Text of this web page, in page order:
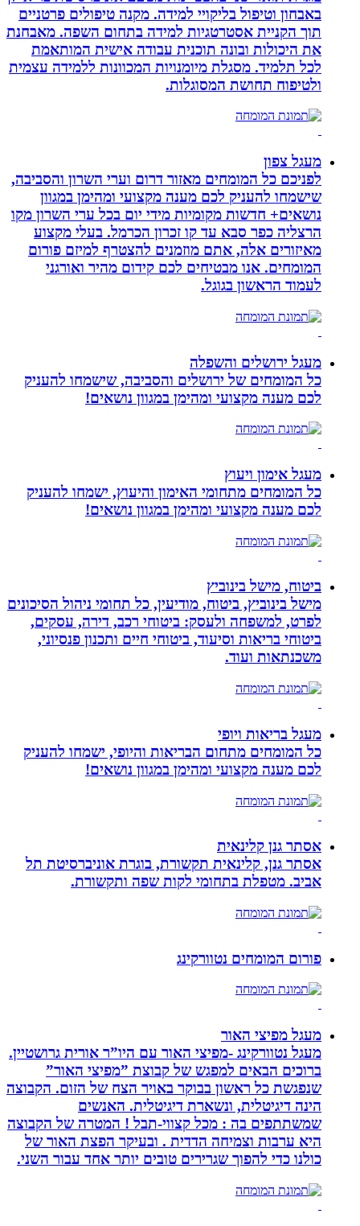
באבחון וטיפול בליקויי למידה. מקנה טיפולים פרטניים
תוך הקניית אסטרטגיות למידה בתחום השפה. מאבחנת
את היכולות ובונה תוכנית עבודה אישית המותאמת
לכל תלמיד. מסגלת מיומנויות המכוונות ללמידה עצמית
ולטיפוח תחושת המסוגלות.
מעגל צפון
לפניכם כל המומחים מאזור דרום וערי השרון והסביבה,
שישמחו להעניק לכם מענה מקצועי ומהימן במגוון
נושאים+ חדשות מקומיות מידי יום בכל ערי השרון מקו
הרצליה כפר סבא עד קו זכרון הכרמל. בעלי מקצוע
מאיזורים אלה, אתם מוזמנים להצטרף למיזם פורום
המומחים. אנו מבטיחים לכם קידום מהיר ואורגני
לעמוד הראשון בגוגל.
מעגל ירושלים והשפלה
כל המומחים של ירושלים והסביבה, שישמחו להעניק
לכם מענה מקצועי ומהימן במגוון נושאים!
מעגל אימון ויעוץ
כל המומחים מתחומי האימון והיעוץ, ישמחו להעניק
לכם מענה מקצועי ומהימן במגוון נושאים!
ביטוח, מישל בינוביץ
מישל בינוביץ, ביטוח, מודיעין, כל תחומי ניהול הסיכונים
לפרט, למשפחה ולעסק: ביטוחי רכב, דירה, עסקים,
ביטוחי בריאות וסיעוד, ביטוחי חיים ותכנון פנסיוני,
משכנתאות ועוד.
מעגל בריאות ויופי
כל המומחים מתחום הבריאות והיופי, ישמחו להעניק
לכם מענה מקצועי ומהימן במגוון נושאים!
אסתר גנן קלינאית
אסתר גנן, קלינאית תקשורת, בוגרת אוניברסיטת תל
אביב. מטפלת בתחומי לקות שפה ותקשורת.
פורום המומחים נטוורקינג
מעגל מפיצי האור
מעגל נטוורקינג -מפיצי האור עם היו”ר אורית גרושטיין.
ברוכים הבאים למפגש של קבוצת ”מפיצי האור”
שנפגשת כל ראשון בבוקר באויר הצח של הזום. הקבוצה
הינה דיגיטלית, ונשארת דיגיטלית. האנשים
שמשתתפים בה : מכל קצווי-תבל ! המטרה של הקבוצה
היא ערבות וצמיחה הדדית . ובעיקר הפצת האור של
כולנו כדי להפוך שגרירים טובים יותר אחד עבור השני.